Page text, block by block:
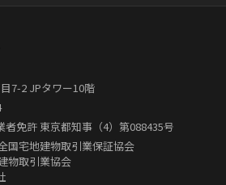
7-2 JPタワー10階
免許 東京都知事（4）第088435号
国宅地建物取引業保証協会
物取引業協会